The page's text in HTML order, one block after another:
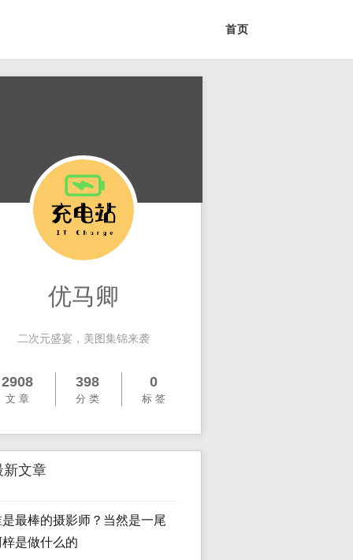
首页
优马卿
二次元盛宴，美图集锦来袭
2908
文 章
398
分 类
0
标 签
新文章
是最棒的摄影师？当然是一尾
梓是做什么的